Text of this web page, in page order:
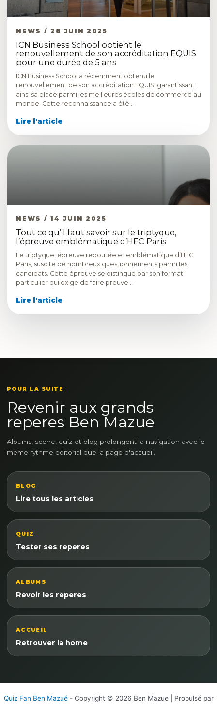
NEWS / 28 JUIN 2025
ICN Business School obtient le
renouvellement de son accréditation EQUIS
pour une durée de 5 ans
ICN Business School a récemment obtenu le
renouvellement de son accréditation EQUIS, garantissant
ainsi sa place parmi les meilleures écoles de commerce au
monde. Cette reconnaissance a été…
Lire l'article
NEWS / 14 JUIN 2025
Tout ce qu’il faut savoir sur le triptyque,
l’épreuve emblématique d’HEC Paris
Le triptyque, épreuve redoutée et emblématique d’HEC
Paris, suscite de nombreux questionnements parmi les
candidats. Cette épreuve se distingue par son format
particulier qui exige de faire preuve…
Lire l'article
POUR LA SUITE
Revenir aux grands
reperes Ben Mazue
Albums, scene, quiz et blog prolongent la navigation avec le
meme rythme editorial que la page d'accueil.
BLOG
Lire tous les articles
QUIZ
Tester ses reperes
ALBUMS
Revoir les reperes
ACCUEIL
Retrouver la home
Quiz Fan Ben Mazué- Copyright © 2026 Ben Mazue | Propulsé par